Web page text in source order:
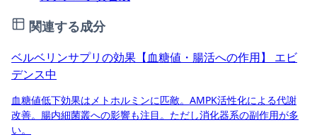
関連する成分
ベルベリンサプリの効果【血糖値・腸活への作用】
エビ
デンス中
血糖値低下効果はメトホルミンに匹敵。AMPK活性化による代謝
改善。腸内細菌叢への影響も注目。ただし消化器系の副作用が多
い。